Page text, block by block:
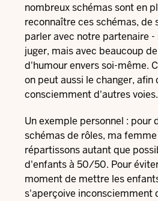
nombreux schémas sont en
reconnaître ces schémas,
parler avec notre partenaire -
juger, mais avec beaucoup
d'humour envers soi-même.
on peut aussi le changer,
consciemment d'autres voies.
Un exemple personnel : pour
schémas de rôles, ma
répartissons autant que
d'enfants à 50/50. Pour
moment de mettre les
s'aperçoive inconsciemment